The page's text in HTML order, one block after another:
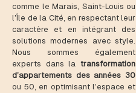
comme le Marais, Saint-Louis ou
l’Île de la Cité, en respectant leur
caractère et en intégrant des
solutions modernes avec style.
Nous sommes également
experts dans la transformation
d’appartements des années 30
ou 50, en optimisant l’espace et